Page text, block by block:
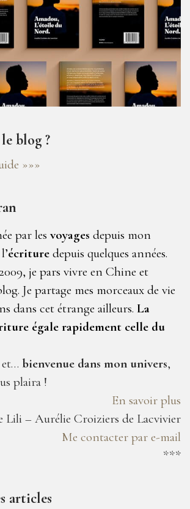
blog ?
»»»
par les voyages depuis mon
écriture depuis quelques années.
je pars vivre en Chine et
Je partage mes morceaux de vie
dans cet étrange ailleurs. La
égale rapidement celle du
bienvenue dans mon univers,
plaira !
En savoir plus
Lili – Aurélie Croiziers de Lacvivier
Me contacter par e-mail
***
articles